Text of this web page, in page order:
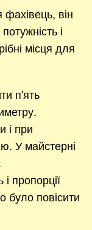
він
і
місця для
п'ять
і при
У майстерні
пропорції
було повісити